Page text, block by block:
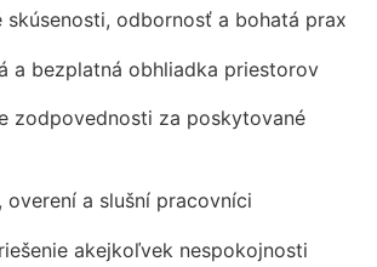
skúsenosti, odbornosť a bohatá prax
a bezplatná obhliadka priestorov
zodpovednosti za poskytované
overení a slušní pracovníci
akejkoľvek nespokojnosti